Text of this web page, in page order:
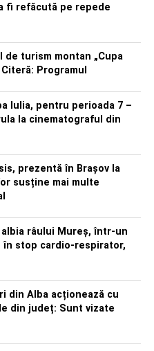
fi refăcută pe repede
de turism montan „Cupa
Programul
Iulia, pentru perioada 7 –
la cinematograful din
prezentă în Brașov la
susține mai multe
râului Mureș, într-un
în stop cardio-respirator,
din Alba acționează cu
din județ: Sunt vizate